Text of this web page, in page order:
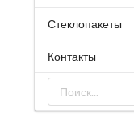
Стеклопакеты
Контакты